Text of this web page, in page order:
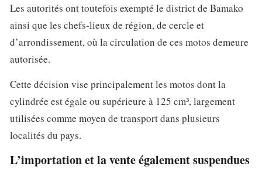
Les autorités ont toutefois exempté le district de Bamako
ainsi que les chefs-lieux de région, de cercle et
d’arrondissement, où la circulation de ces motos demeure
autorisée.
Cette décision vise principalement les motos dont la
cylindrée est égale ou supérieure à 125 cm³, largement
utilisées comme moyen de transport dans plusieurs
localités du pays.
L’importation et la vente également suspendues